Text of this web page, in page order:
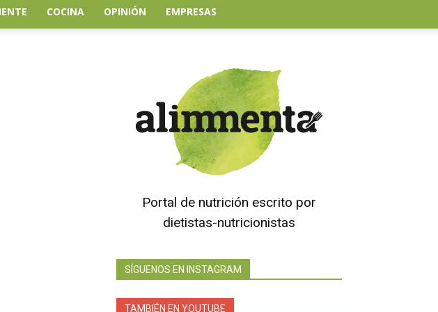
COCINA OPINIÓN EMPRESAS
Portal de nutrición escrito por
dietistas-nutricionistas
SÍGUENOS EN INSTAGRAM
TAMBIÉN EN YOUTUBE